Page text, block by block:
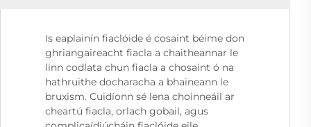
Is eaplainín fiaclóide é cosaint béime don
ghriangaireacht fiacla a chaitheannar le
linn codlata chun fiacla a chosaint ó na
hathruithe docharacha a bhaineann le
bruxism. Cuidíonn sé lena choinneáil ar
cheartú fiacla, orlach gobail, agus